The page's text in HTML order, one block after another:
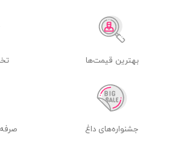
بهترین قیمت‌ها
جشنواره‌های داغ